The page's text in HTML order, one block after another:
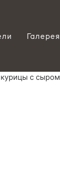
Галерея
с сыром